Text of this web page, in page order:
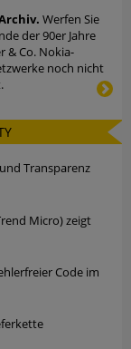
Werfen Sie
der 90er Jahre
& Co. Nokia-
noch nicht
Transparenz
Micro) zeigt
Code im